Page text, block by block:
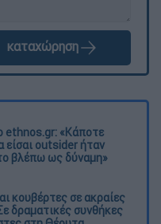
καταχώρηση
ethnos.gr: «Κάποτε
είσαι outsider ήταν
βλέπω ως δύναμη»
κουβέρτες σε ακραίες
δραματικές συνθήκες